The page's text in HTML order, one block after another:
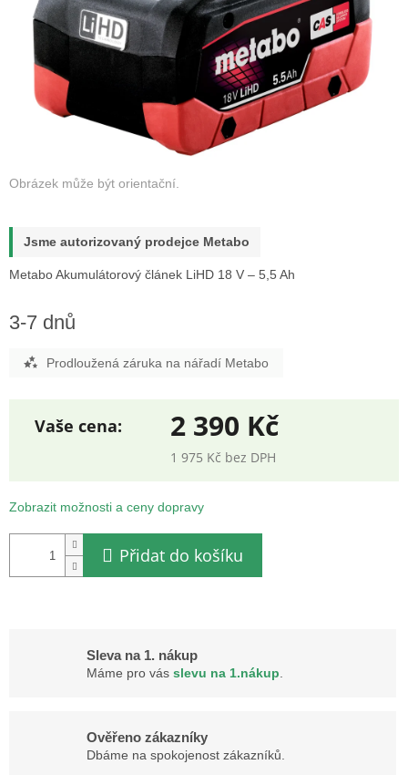
Jsme autorizovaný prodejce Metabo
Metabo Akumulátorový článek LiHD 18 V – 5,5 Ah
3-7 dnů
Prodloužená záruka na nářadí Metabo
2 390 Kč
1 975 Kč bez DPH
cena:
Zobrazit možnosti a ceny dopravy
Přidat do košíku
Sleva na 1. nákup
Máme pro vás slevu na 1.nákup
Ověřeno zákazníky
Dbáme na spokojenost zákazníků.